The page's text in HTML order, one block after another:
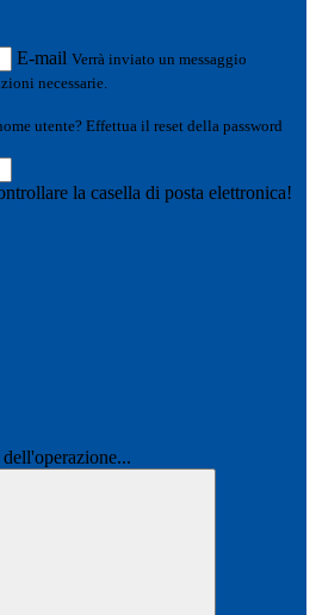
E-mail Verrà inviato un messaggio
necessarie.
utente? Effettua il reset della password
la casella di posta elettronica!